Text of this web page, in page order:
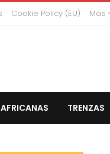
Cookie Policy (EU) Más
TRENZAS